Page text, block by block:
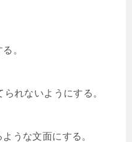
。
れないようにする。
うな文面にする。